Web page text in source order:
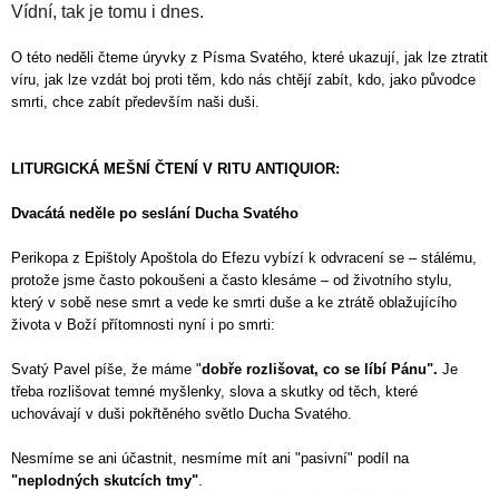
Vídní, tak je tomu i dnes.
O této neděli čteme úryvky z Písma Svatého, které ukazují, jak lze ztratit
víru, jak lze vzdát boj proti těm, kdo nás chtějí zabít, kdo, jako původce
smrti, chce zabít především naši duši.
LITURGICKÁ MEŠNÍ ČTENÍ V RITU ANTIQUIOR:
Dvacátá neděle po seslání Ducha Svatého
Perikopa z Epištoly Apoštola do Efezu vybízí k odvracení se – stálému,
protože jsme často pokoušeni a často klesáme – od životního stylu,
který v sobě nese smrt a vede ke smrti duše a ke ztrátě oblažujícího
života v Boží přítomnosti nyní i po smrti:
Svatý Pavel píše, že máme "dobře rozlišovat, co se líbí Pánu". Je
třeba rozlišovat temné myšlenky, slova a skutky od těch, které
uchovávají v duši pokřtěného světlo Ducha Svatého.
Nesmíme se ani účastnit, nesmíme mít ani "pasivní" podíl na
"neplodných skutcích tmy"